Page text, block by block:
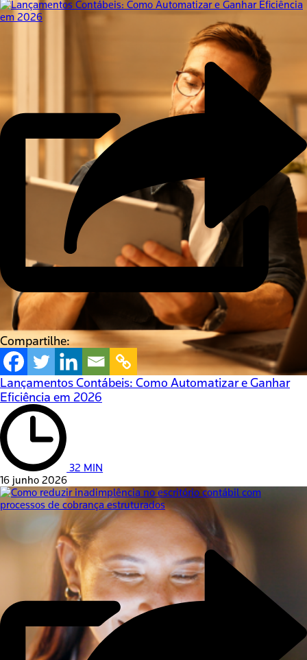
Compartilhe:
Lançamentos Contábeis: Como Automatizar e Ganhar
Eficiência em 2026
32 MIN
16 junho 2026